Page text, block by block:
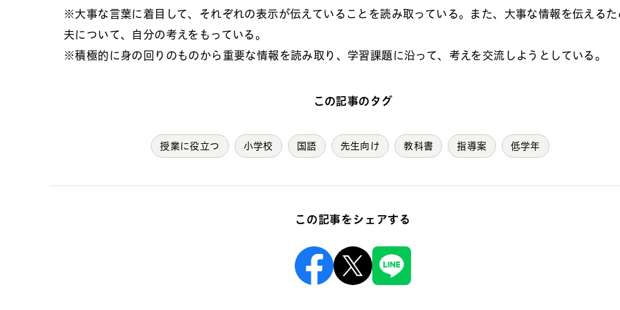
※大事な言葉に着目して、それぞれの表示が伝えていることを読み取っている。また、大事な情報を伝えるた
夫について、自分の考えをもっている。
※積極的に身の回りのものから重要な情報を読み取り、学習課題に沿って、考えを交流しようとしている。
この記事のタグ
授業に役立つ 小学校 国語 先生向け 教科書 指導案 低学年
この記事をシェアする